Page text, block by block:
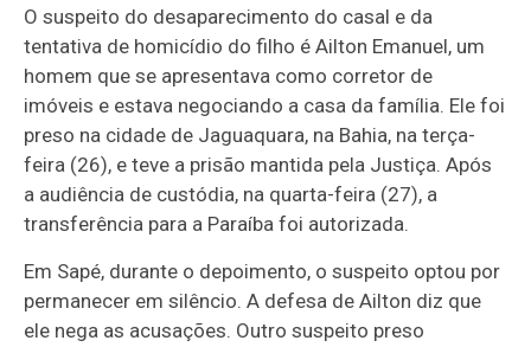
O suspeito do desaparecimento do casal e da
tentativa de homicídio do filho é Ailton Emanuel, um
homem que se apresentava como corretor de
imóveis e estava negociando a casa da família. Ele foi
preso na cidade de Jaguaquara, na Bahia, na terça-
feira (26), e teve a prisão mantida pela Justiça. Após
a audiência de custódia, na quarta-feira (27), a
transferência para a Paraíba foi autorizada.
Em Sapé, durante o depoimento, o suspeito optou por
permanecer em silêncio. A defesa de Ailton diz que
ele nega as acusações. Outro suspeito preso